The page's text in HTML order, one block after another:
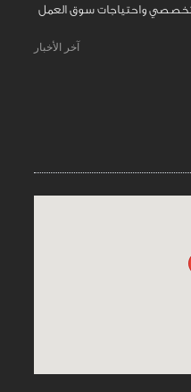
واحتياجات سوق العمل
آخر الأخبار